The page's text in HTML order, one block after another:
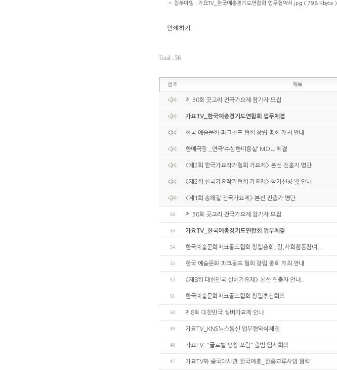
• 첨부파일 : 가요TV_한국예총경기도연합회 업무협약서.jpg ( 798 Kbyte )
인쇄하기
Total : 56
번호 제목
제 30회 곳고리 전국가요제 참가자 모집
가요TV_한국예총경기도연합회 업무체결
한국 예술문화 파크골프 협회 창립 총회 개최 안내
한예극장 _연극'수상한미용실' MOU 체결
<제2회 한국가요작가협회 가요제> 본선 진출자 명단
<제2회 한국가요작가협회 가요제> 참가신청 및 안내
<제1회 송해길 전국가요제> 본선 진출가 명단
56 제 30회 곳고리 전국가요제 참가자 모집
55 가요TV_한국예총경기도연합회 업무체결
54 한국예술문화파크골프협회 창립총회_강,사회활동참여,..
53 한국 예술문화 파크골프 협회 창립 총회 개최 안내
52 <제8회 대한민국 실버가요제> 본선 진출자 안내..
51 한국예술문화파크골프협회 창립추진회의
50 제8회 대한민국 실버가요제 안내
49 가요TV_KNS뉴스통신 업무협약식체결
48 가요TV_"글로벌 평창 포럼" 출범 임시회의
47 가요TV와 중국대사관.한국예총_한중교류사업 협력